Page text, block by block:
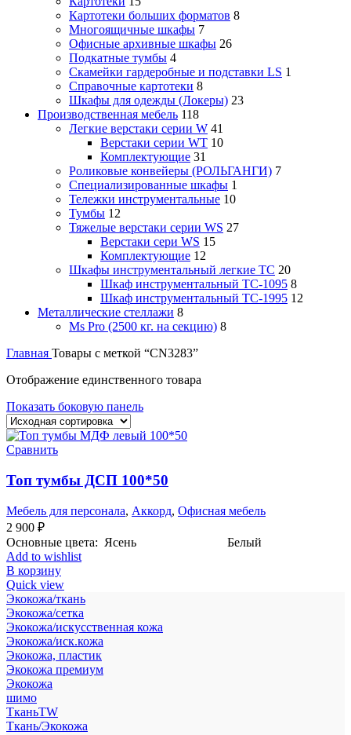
Картотеки больших форматов 8
Многоящичные шкафы 7
Офисные архивные шкафы 26
Подкатные тумбы 4
Скамейки гардеробные и подставки LS 1
Справочные картотеки 8
Шкафы для одежды (Локеры) 23
Производственная мебель 118
Легкие верстаки серии W 41
Верстаки серии WT 10
Комплектующие 31
Роликовые конвейеры (РОЛЬГАНГИ) 7
Специализированные шкафы 1
Тележки инструментальные 10
Тумбы 12
Тяжелые верстаки серии WS 27
Верстаки сери WS 15
Комплектующие 12
Шкафы инструментальный легкие ТС 20
Шкаф инструментальный TC-1095 8
Шкаф инструментальный TC-1995 12
Металлические стеллажи 8
Ms Pro (2500 кг. на секцию) 8
Главная Товары с меткой “CN3283”
Отображение единственного товара
Показать боковую панель
Сравнить
Топ тумбы ДСП 100*50
Мебель для персонала, Аккорд, Офисная мебель
2 900 ₽
Основные цвета: Ясень Белый
Add to wishlist
В корзину
Quick view
Экокожа/ткань
Экокожа/сетка
Экокожа/искусственная кожа
Экокожа/иск.кожа
Экокожа, пластик
Экокожа премиум
Экокожа
шимо
ТканьTW
Ткань/Экокожа